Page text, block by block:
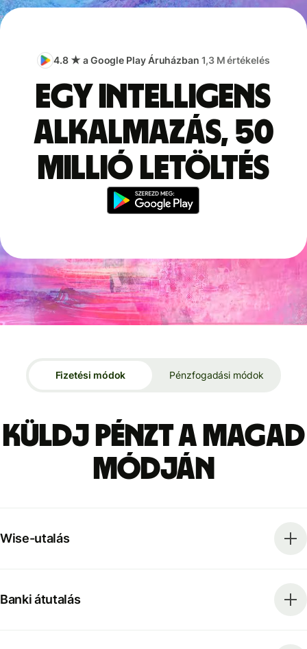
4.8 ★ a Google Play Áruházban 1,3 M értékelés
Egy intelligens
alkalmazás, 50
millió letöltés
Fizetési módok Pénzfogadási módok
Küldj pénzt a magad
módján
Wise-utalás
Banki átutalás